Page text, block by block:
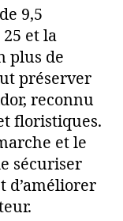
9,5
et la
plus de
préserver
reconnu
floristiques.
et le
sécuriser
d’améliorer